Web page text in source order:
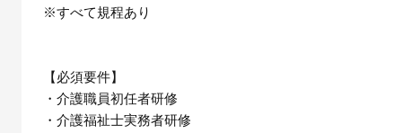
※すべて規程あり
【必須要件】
・介護職員初任者研修
・介護福祉士実務者研修